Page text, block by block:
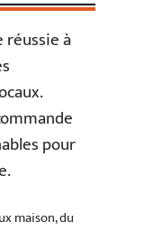
réussie à
pour
maison, du